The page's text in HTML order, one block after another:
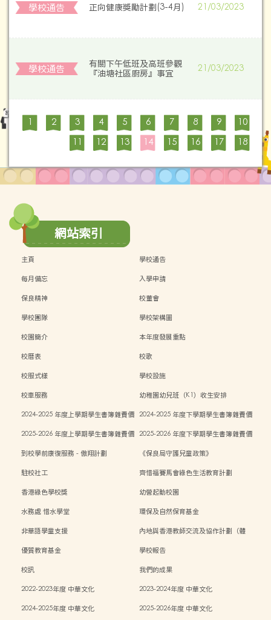
學校通告 正向健康奬勵計劃(3-4月) 21/03/2023
學校通告
有關下午低班及高班參觀
『油塘社區廚房』事宜
21/03/2023
1 2 3 4 5 6 7 8 9
10
11
12 13 14 15 16 17 18
網站索引
主頁
學校通告
每月備忘
入學申請
保良精神
校董會
學校團隊
學校架構圖
校園簡介
本年度發展重點
校曆表
校歌
校服式樣
學校設施
校車服務
幼稚園幼兒班（K1）收生安排
2024-2025 年度上學期學生書簿雜費價 2024-2025 年度下學期學生書簿雜費價
2025-2026 年度上學期學生書簿雜費價 2025-2026 年度下學期學生書簿雜費價
到校學前康復服務 - 傲翔計劃
《保良局守護兒童政策》
駐校社工
齊惜福賽馬會綠色生活教育計劃
香港綠色學校獎
幼營起動校園
水務處 惜水學堂
環保及自然保育基金
非華語學童支援
內地與香港教師交流及協作計劃（體
優質教育基金
學校報告
校訊
我們的成果
2022-2023年度 中華文化
2023-2024年度 中華文化
2024-2025年度 中華文化
2025-2026年度 中華文化